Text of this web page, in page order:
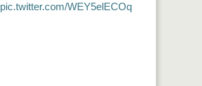
pic.twitter.com/WEY5elECOq